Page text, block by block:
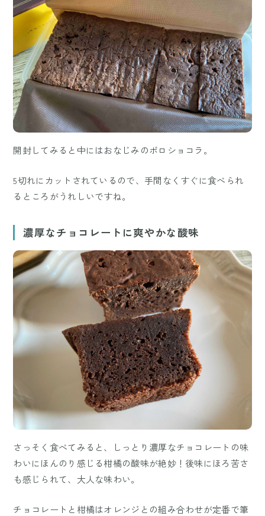
開封してみると中にはおなじみのポロショコラ。
5切れにカットされているので、手間なくすぐに食べられ
るところがうれしいですね。
濃厚なチョコレートに爽やかな酸味
さっそく食べてみると、しっとり濃厚なチョコレートの味
わいにほんのり感じる柑橘の酸味が絶妙！後味にほろ苦さ
も感じられて、大人な味わい。
チョコレートと柑橘はオレンジとの組み合わせが定番で筆